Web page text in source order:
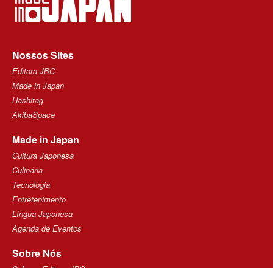
Nossos Sites
Editora JBC
Made in Japan
Hashitag
AkibaSpace
Made in Japan
Cultura Japonesa
Culinária
Tecnologia
Entretenimento
Língua Japonesa
Agenda de Eventos
Sobre Nós